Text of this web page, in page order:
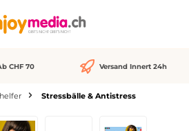
CHF 70 Versand Innert 24h
Stressbälle & Antistress